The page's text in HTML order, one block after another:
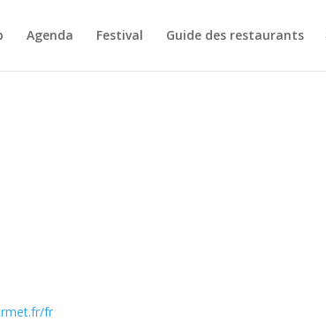
Agenda Festival Guide des restaurants
fr